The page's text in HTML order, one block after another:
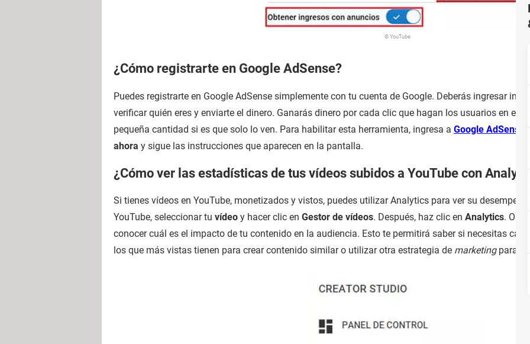
© YouTube
¿Cómo registrarte en Google AdSense?
Puedes registrarte en Google AdSense simplemente con tu cuenta de Google. Deberás ingresar
verificar quién eres y enviarte el dinero. Ganarás dinero por cada clic que hagan los usuarios en el
pequeña cantidad si es que solo lo ven. Para habilitar esta herramienta, ingresa a Google AdSense
ahora y sigue las instrucciones que aparecen en la pantalla.
¿Cómo ver las estadísticas de tus vídeos subidos a YouTube con
Si tienes vídeos en YouTube, monetizados y vistos, puedes utilizar Analytics para ver su
YouTube, seleccionar tu vídeo y hacer clic en Gestor de vídeos. Después, haz clic en Analytics.
conocer cuál es el impacto de tu contenido en la audiencia. Esto te permitirá saber si necesitas
los que más vistas tienen para crear contenido similar o utilizar otra estrategia de marketingpara